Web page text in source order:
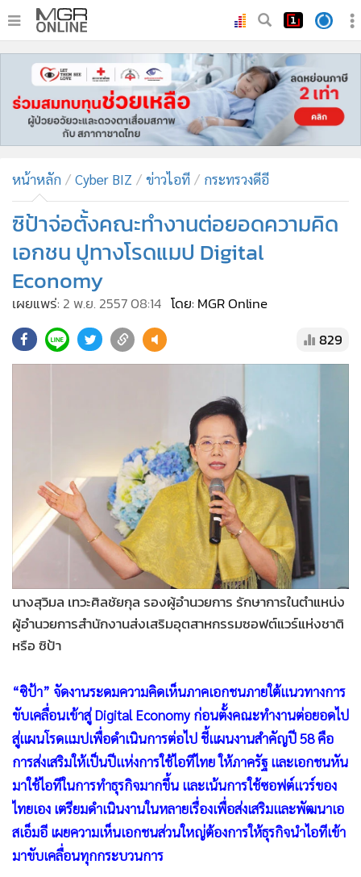
หน้าหลัก
ทันเหตุการณ์
• ภาคใต้
• บันเทิง
• ผู้จัดการรายวัน
• คอลัมนิสต์
• ละคร
• CbizReview
• Cyber BIZ
• ผู้จัดกวน
• Good health & Well-being
การเมือง
ท่องเที่ยว
กีฬา
• ต่างประเทศ
• Special Scoop
• เศรษฐกิจ-ธุรกิจ
• จีน
• อาชญากรรม
• Motoring
• เกม
• วิทยาศาสตร์
• SMEs
• หุ้น
• อินโดจีน
• กองทุนรวม
หน้าหลัก Cyber BIZ ข่าวไอที กระทรวงดีอี
ซิป้าจ่อตั้งคณะทำงานต่อยอดความคิด
เอกชน ปูทางโรดแมป Digital
Economy
เผยแพร่: 2 พ.ย. 2557 08:14 โดย: MGR Online
829
นางสุวิมล เทวะศิลชัยกุล รองผู้อำนวยการ รักษาการในตำแหน่ง
ผู้อำนวยการสำนักงานส่งเสริมอุตสาหกรรมซอฟต์แวร์แห่งชาติ
หรือ ซิป้า
“ซิป้า” จัดงานระดมความคิดเห็นภาคเอกชนภายใต้แนวทางการ
ขับเคลื่อนเข้าสู่ Digital Economy ก่อนตั้งคณะทำงานต่อยอดไป
สู่แผนโรดแมปเพื่อดำเนินการต่อไป ชี้แผนงานสำคัญปี 58 คือ
การส่งเสริมให้เป็นปีแห่งการใช้ไอทีไทย ให้ภาครัฐ และเอกชนหัน
มาใช้ไอทีในการทำธุรกิจมากขึ้น และเน้นการใช้ซอฟต์แวร์ของ
ไทยเอง เตรียมดำเนินงานในหลายเรื่องเพื่อส่งเสริมและพัฒนาเอ
สเอ็มอี เผยความเห็นเอกชนส่วนใหญ่ต้องการให้ธุรกิจนำไอทีเข้า
มาขับเคลื่อนทุกกระบวนการ